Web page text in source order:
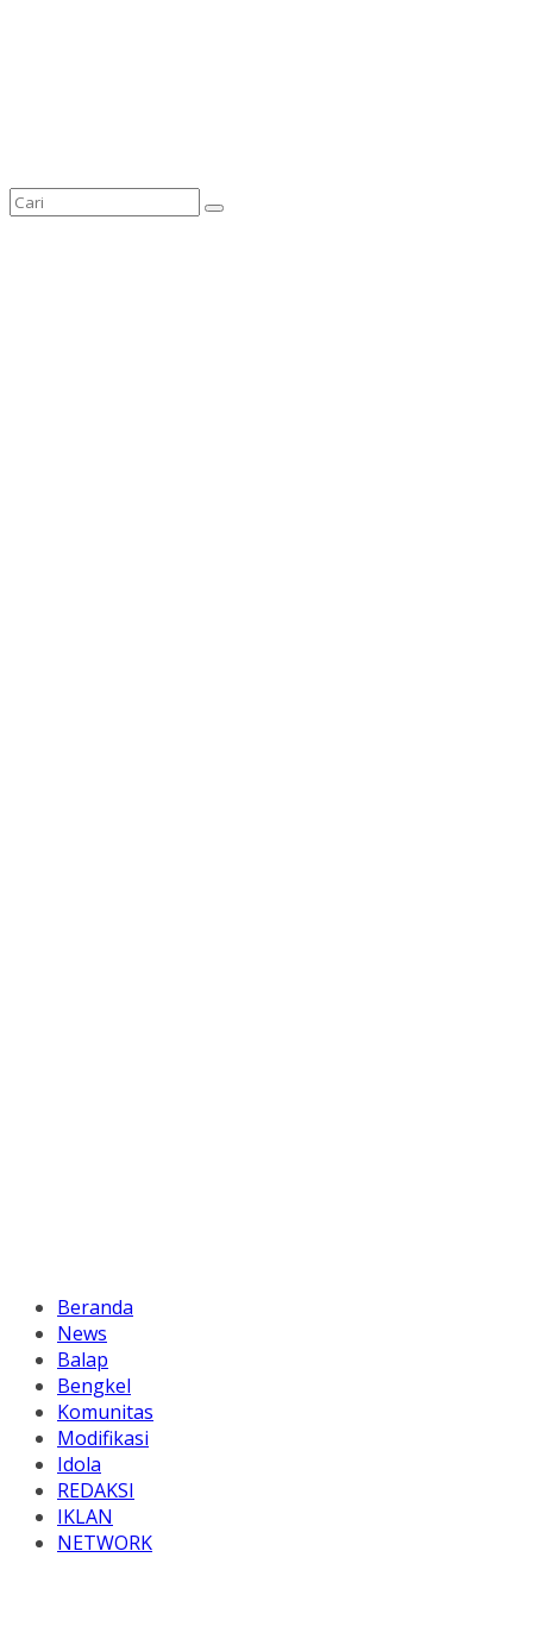
Beranda
News
Balap
Bengkel
Komunitas
Modifikasi
Idola
REDAKSI
IKLAN
NETWORK